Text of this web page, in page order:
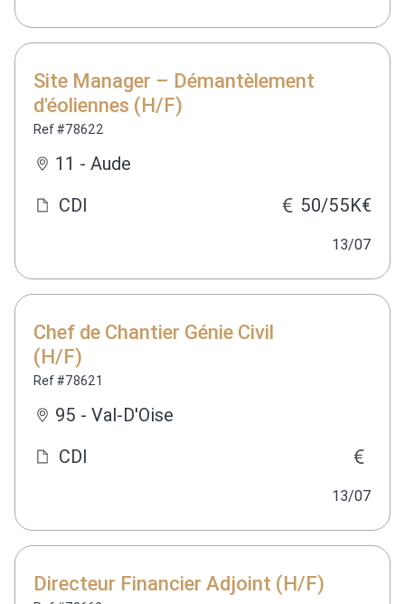
Site Manager – Démantèlement
d'éoliennes (H/F)
Ref #78622
11 - Aude
CDI
50/55K€
13/07
Chef de Chantier Génie Civil
(H/F)
Ref #78621
95 - Val-D'Oise
CDI
13/07
Directeur Financier Adjoint (H/F)